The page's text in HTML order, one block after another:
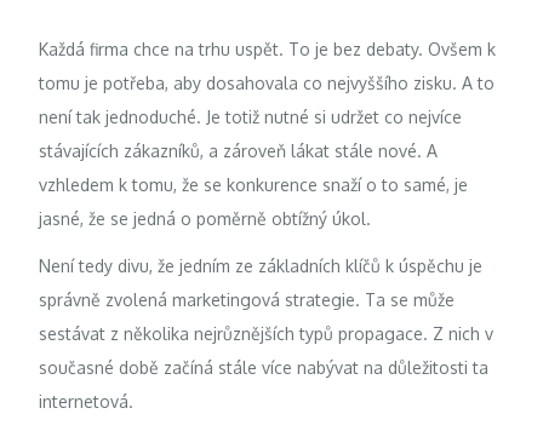
Každá firma chce na trhu uspět. To je bez debaty. Ovšem k
tomu je potřeba, aby dosahovala co nejvyššího zisku. A to
není tak jednoduché. Je totiž nutné si udržet co nejvíce
stávajících zákazníků, a zároveň lákat stále nové. A
vzhledem k tomu, že se konkurence snaží o to samé, je
jasné, že se jedná o poměrně obtížný úkol.
Není tedy divu, že jedním ze základních klíčů k úspěchu je
správně zvolená marketingová strategie. Ta se může
sestávat z několika nejrůznějších typů propagace. Z nich v
současné době začíná stále více nabývat na důležitosti ta
internetová.